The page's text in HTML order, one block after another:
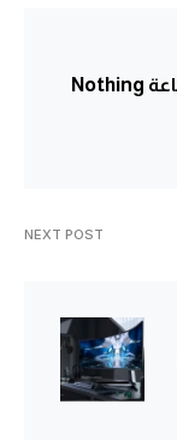
الإعلان الرسمي عن سماعة Nothing
NEXT POST